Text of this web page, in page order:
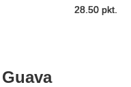
28.50 pkt.